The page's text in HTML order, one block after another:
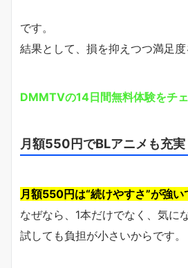
です。
結果として、損を抑えつつ満足度
DMMTVの14日間無料体験をチ
月額550円でBLアニメも充実
月額550円は“続けやすさ”が強い
なぜなら、1本だけでなく、気に
試しても負担が小さいからです。